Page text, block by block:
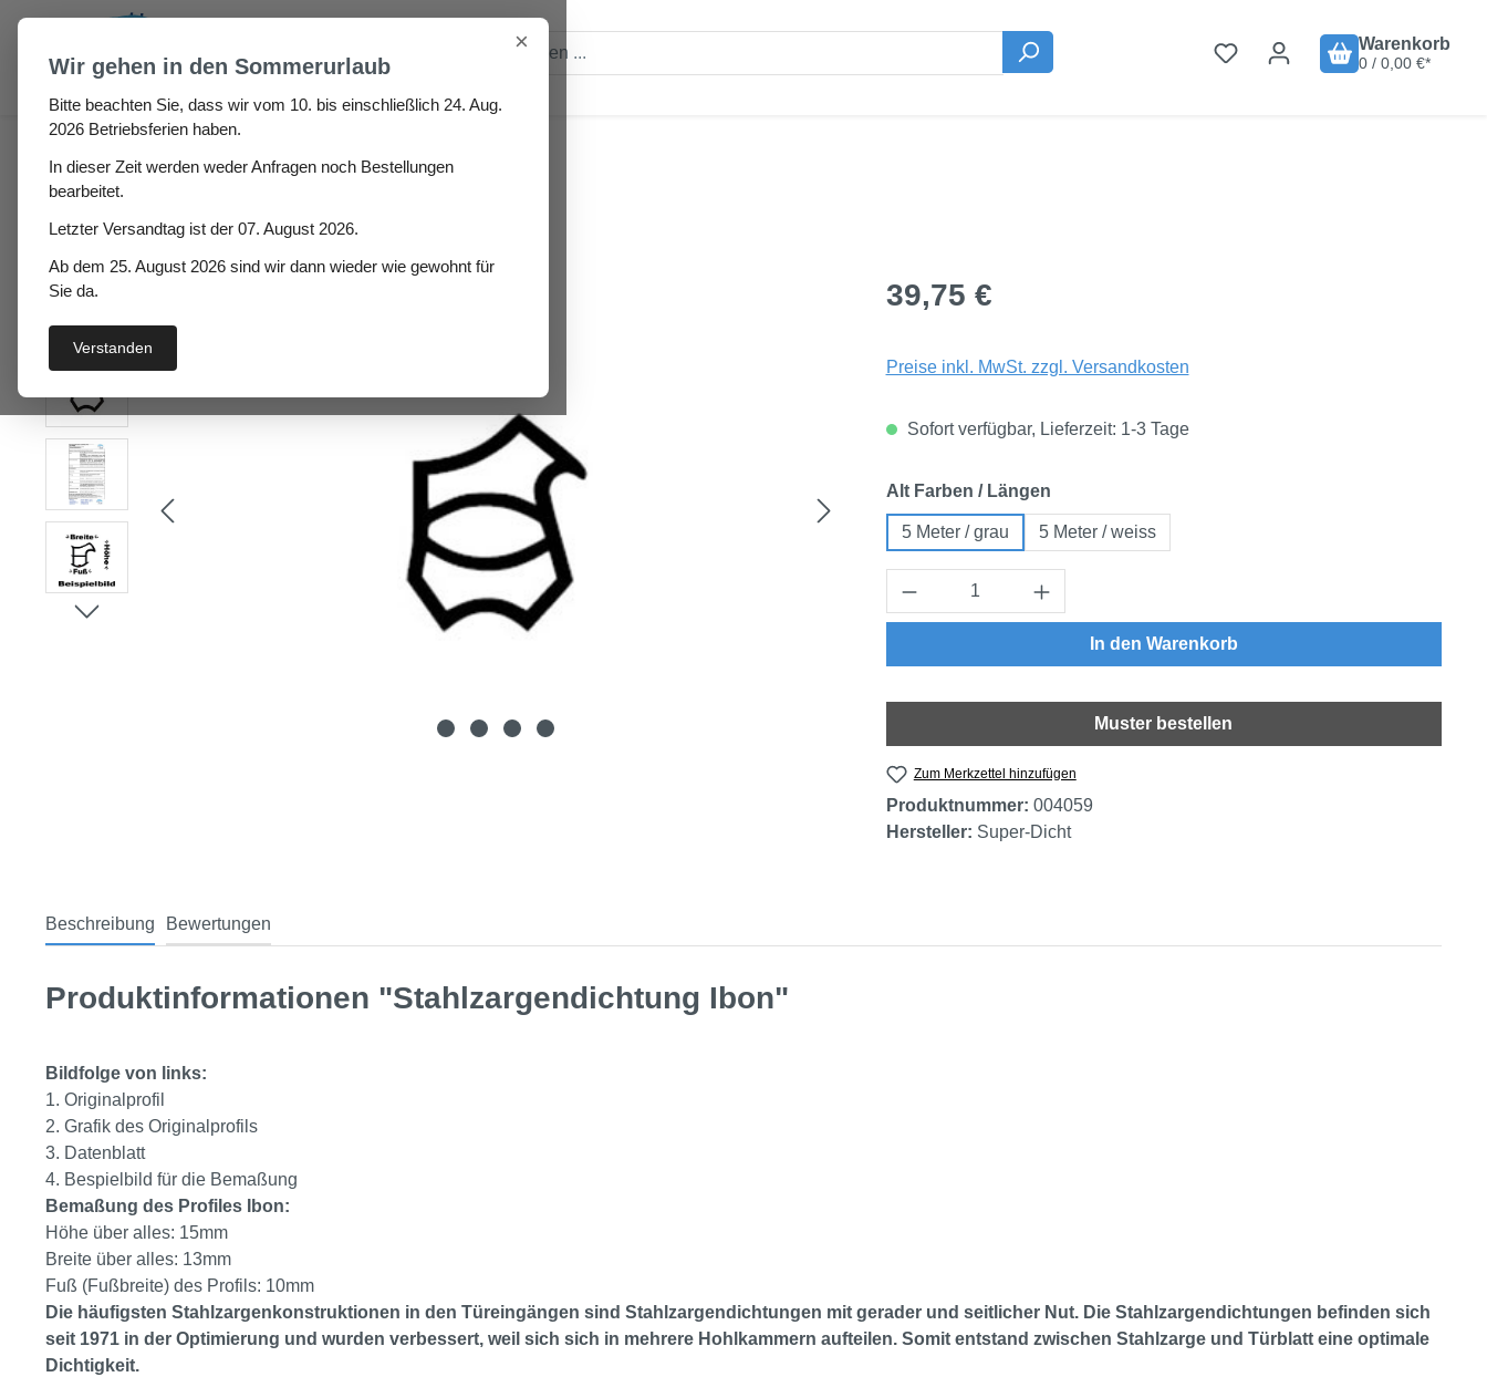
Hauptinhalt springen
Zur Suche springen
Warenkorb
0 / 0,00 €*
Haus Fenster- / Türprofile
Stahlzargendichtung Ibon
Bildergalerie überspringen Regulärer Preis:
39,75 €
Preise inkl. MwSt. zzgl. Versandkosten
Sofort verfügbar, Lieferzeit: 1-3 Tage
Alt Farben / Längenauswählen
5 Meter / grau 5 Meter / weiss
Produkt Anzahl: Gib den gewünschten Wert ein
In den Warenkorb
Muster bestellen
Zum Merkzettel hinzufügen
Produktnummer: 004059
Hersteller: Super-Dicht
Beschreibung Bewertungen
Produktinformationen "Stahlzargendichtung Ibon"
Bildfolge von links:
1. Originalprofil
2. Grafik des Originalprofils
3. Datenblatt
4. Bespielbild für die Bemaßung
Bemaßung des Profiles Ibon:
Höhe über alles: 15mm
Breite über alles: 13mm
Fuß (Fußbreite) des Profils: 10mm
Die häufigsten Stahlzargenkonstruktionen in den Türeingängen sind Stahlzargendichtungen mit gerader und seitlicher Nut. Die Stahlzargendichtungen befinden sich
seit 1971 in der Optimierung und wurden verbessert, weil sich sich in mehrere Hohlkammern aufteilen. Somit entstand zwischen Stahlzarge und Türblatt eine optimale
Dichtigkeit.
×
Wir gehen in den Sommerurlaub
Bitte beachten Sie, dass wir vom 10. bis einschließlich 24. Aug.
2026 Betriebsferien haben.
In dieser Zeit werden weder Anfragen noch Bestellungen
bearbeitet.
Letzter Versandtag ist der 07. August 2026.
Ab dem 25. August 2026 sind wir dann wieder wie gewohnt für
Sie da.
Verstanden